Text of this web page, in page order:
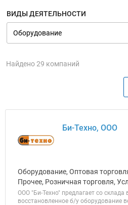
ВИДЫ ДЕЯТЕЛЬНОСТИ
Найдено 29 компаний
Би-Техно, ООО
Оборудование, Оптовая
Прочее, Розничная торговля,
ООО "Би-Техно" предлагает со склада
восстановленное б/у оборудование